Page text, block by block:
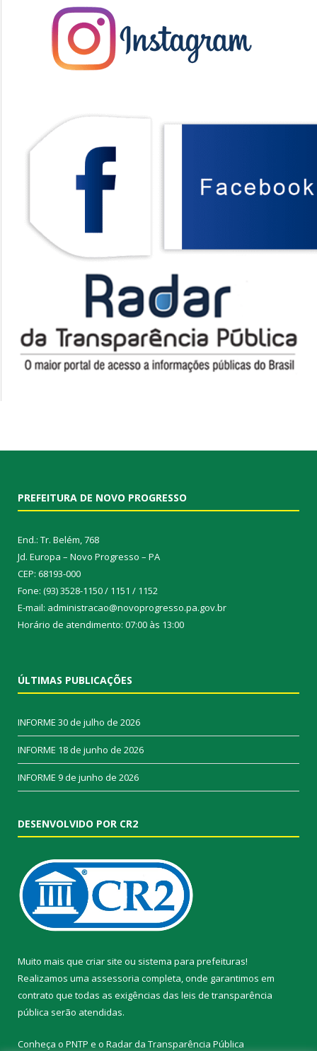
PREFEITURA DE NOVO PROGRESSO
End.: Tr. Belém, 768
Jd. Europa – Novo Progresso – PA
CEP: 68193-000
Fone: (93) 3528-1150 / 1151 / 1152
E-mail: administracao@novoprogresso.pa.gov.br
Horário de atendimento: 07:00 às 13:00
ÚLTIMAS PUBLICAÇÕES
INFORME 30 de julho de 2026
INFORME 18 de junho de 2026
INFORME 9 de junho de 2026
DESENVOLVIDO POR CR2
Muito mais que criar site ou sistema para prefeituras!
Realizamos uma assessoria completa, onde garantimos em
contrato que todas as exigências das leis de transparência
pública serão atendidas.
Conheça o PNTP e o Radar da Transparência Pública